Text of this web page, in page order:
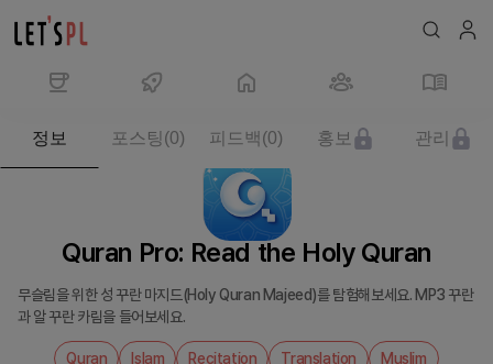
서
Read
Quran Pro: Read the Holy Quran
무슬림을 위한 성 꾸란 마지드(Holy Quran Majeed)를 탐험해보세요. MP3 꾸란
과 알 꾸란 카림을 들어보세요.
Quran Islam Recitation Translation Muslim
정보 포스팅(0) 피드백 (0) 홍보 관리